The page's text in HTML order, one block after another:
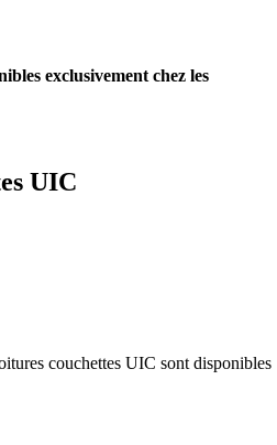
exclusivement chez les
UIC
couchettes UIC sont disponibles